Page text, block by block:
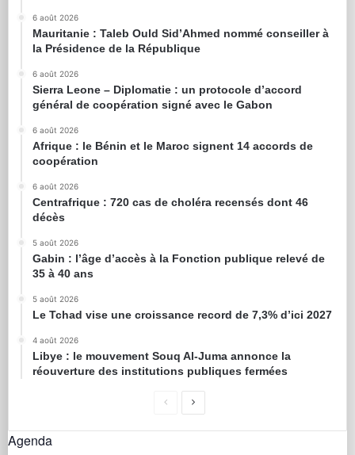
6 août 2026
Mauritanie : Taleb Ould Sid’Ahmed nommé conseiller à
la Présidence de la République
6 août 2026
Sierra Leone – Diplomatie : un protocole d’accord
général de coopération signé avec le Gabon
6 août 2026
Afrique : le Bénin et le Maroc signent 14 accords de
coopération
6 août 2026
Centrafrique : 720 cas de choléra recensés dont 46
décès
5 août 2026
Gabin : l’âge d’accès à la Fonction publique relevé de
35 à 40 ans
5 août 2026
Le Tchad vise une croissance record de 7,3% d’ici 2027
4 août 2026
Libye : le mouvement Souq Al-Juma annonce la
réouverture des institutions publiques fermées
Agenda